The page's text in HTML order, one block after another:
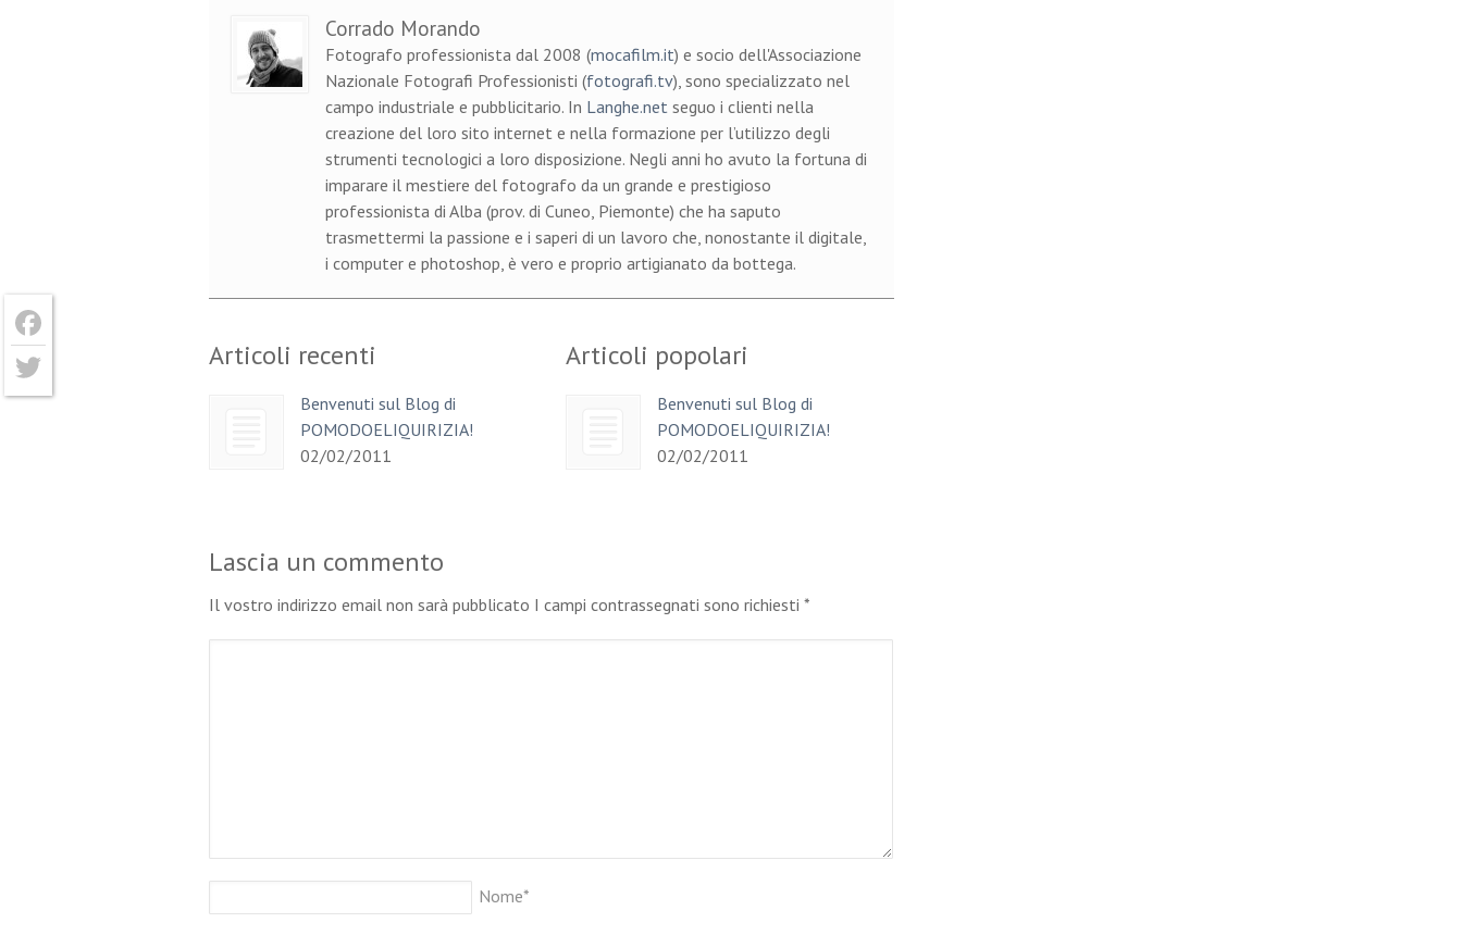
Corrado Morando
Fotografo professionista dal 2008 (mocafilm.it) e socio dell'Associazione
Nazionale Fotografi Professionisti (fotografi.tv), sono specializzato nel
campo industriale e pubblicitario. In Langhe.net seguo i clienti nella
creazione del loro sito internet e nella formazione per l’utilizzo degli
strumenti tecnologici a loro disposizione. Negli anni ho avuto la fortuna di
imparare il mestiere del fotografo da un grande e prestigioso
professionista di Alba (prov. di Cuneo, Piemonte) che ha saputo
trasmettermi la passione e i saperi di un lavoro che, nonostante il digitale,
i computer e photoshop, è vero e proprio artigianato da bottega.
Articoli recenti
Benvenuti sul Blog di
POMODOELIQUIRIZIA!
02/02/2011
Articoli popolari
Benvenuti sul Blog di
POMODOELIQUIRIZIA!
02/02/2011
Lascia un commento
Il vostro indirizzo email non sarà pubblicato I campi contrassegnati sono richiesti *
Nome*
Facebook
Twitter